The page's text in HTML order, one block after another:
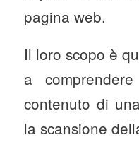
pagina web.
Il loro scopo è
a
contenuto di
la scansione